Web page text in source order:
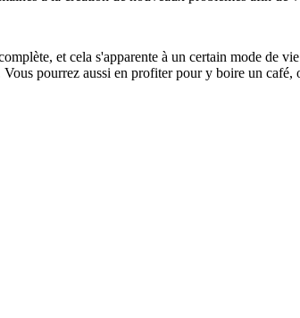
et cela s'apparente à un certain mode de
pourrez aussi en profiter pour y boire un